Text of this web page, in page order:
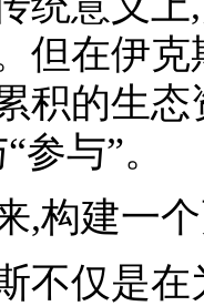
但在伊
积的生态
参与”。
,构建一
不仅是